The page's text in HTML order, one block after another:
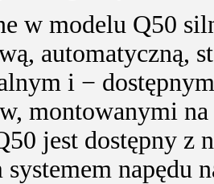
w modelu Q50
automatyczną,
i −
montowanymi
jest dostępny z
napędu